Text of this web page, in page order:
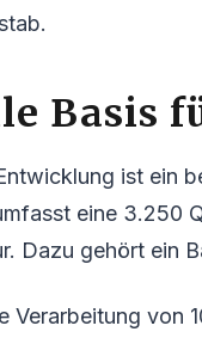
Basis
ist ein
eine 3.250
Dazu gehört ein
Verarbeitung von